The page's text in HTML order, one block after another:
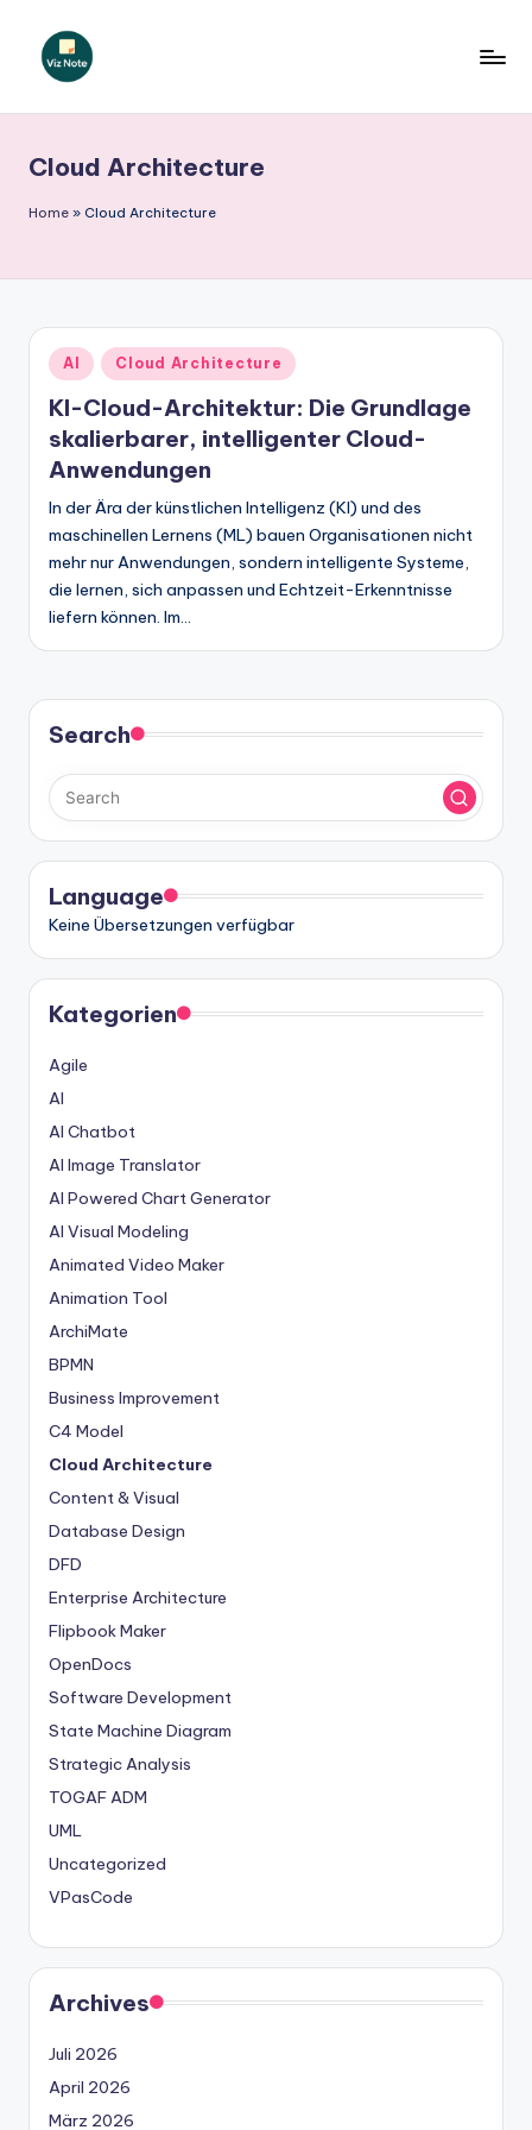
N
o
G
e
r
m
a
n
-
A
I
In
si
h
t
s
&
S
o
w
a
r
e
In
d
u
s
tr
y
U
p
d
a
t
e
s
Cloud Architecture
Home » Cloud Architecture
Posted
in
AI Cloud Architecture
KI-Cloud-Architektur: Die Grundlage
skalierbarer, intelligenter Cloud-
Anwendungen
In der Ära der künstlichen Intelligenz (KI) und des
maschinellen Lernens (ML) bauen Organisationen nicht
mehr nur Anwendungen, sondern intelligente Systeme,
die lernen, sich anpassen und Echtzeit-Erkenntnisse
liefern können. Im…
Search
Language
Keine Übersetzungen verfügbar
Kategorien
Agile
AI
AI Chatbot
AI Image Translator
AI Powered Chart Generator
AI Visual Modeling
Animated Video Maker
Animation Tool
ArchiMate
BPMN
Business Improvement
C4 Model
Cloud Architecture
Content & Visual
Database Design
DFD
Enterprise Architecture
Flipbook Maker
OpenDocs
Software Development
State Machine Diagram
Strategic Analysis
TOGAF ADM
UML
Uncategorized
VPasCode
Archives
Juli 2026
April 2026
März 2026